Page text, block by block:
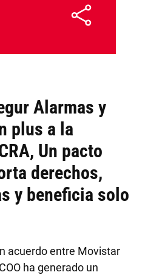
Alarmas y
plus a la
Un pacto
derechos,
y beneficia solo
acuerdo entre Movistar
ha generado un